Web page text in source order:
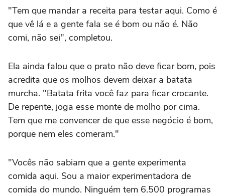
"Tem que mandar a receita para testar aqui. Como é
que vê lá e a gente fala se é bom ou não é. Não
comi, não sei", completou.
Ela ainda falou que o prato não deve ficar bom, pois
acredita que os molhos devem deixar a batata
murcha. "Batata frita você faz para ficar crocante.
De repente, joga esse monte de molho por cima.
Tem que me convencer de que esse negócio é bom,
porque nem eles comeram."
"Vocês não sabiam que a gente experimenta
comida aqui. Sou a maior experimentadora de
comida do mundo. Ninguém tem 6.500 programas